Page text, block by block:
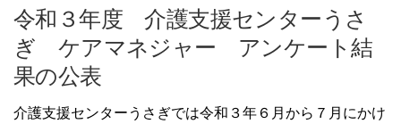
ス
ッ
プ
グループホーム 小規模多機能ホーム 求人情報
お問い合わせ
令和３年度 介護支援センターうさ
ぎ ケアマネジャー アンケート結
果の公表
介護支援センターうさぎでは令和３年６月から７月にかけ